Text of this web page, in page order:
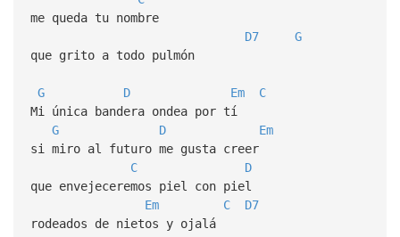
me queda tu nombre
D7
G
que grito a todo pulmón
G D Em
C
Mi única bandera ondea por tí
G
D
Em
si miro al futuro me gusta creer
C
D
que envejeceremos piel con piel
Em
C
D7
rodeados de nietos y ojalá